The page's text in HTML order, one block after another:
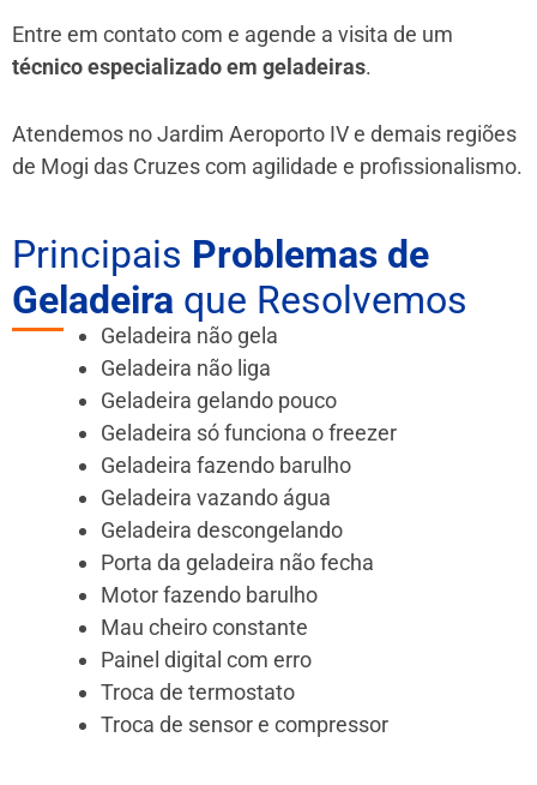
Entre em contato com e agende a visita de um
técnico especializado em geladeiras.
Atendemos no Jardim Aeroporto IV e demais regiões
de Mogi das Cruzescom agilidade e profissionalismo.
Principais Problemas de
Geladeira que Resolvemos
Geladeira não gela
Geladeira não liga
Geladeira gelando pouco
Geladeira só funciona o freezer
Geladeira fazendo barulho
Geladeira vazando água
Geladeira descongelando
Porta da geladeira não fecha
Motor fazendo barulho
Mau cheiro constante
Painel digital com erro
Troca de termostato
Troca de sensor e compressor